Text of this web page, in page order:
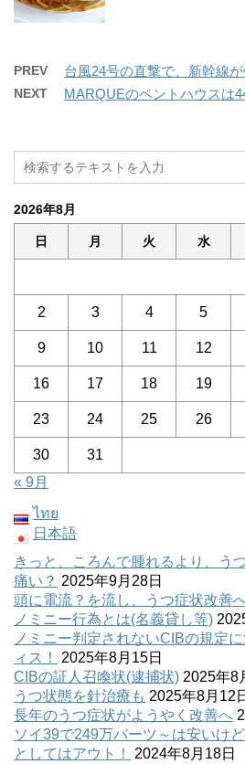
PREV 台風24号の直撃で、新幹線
NEXT MARQUEのペントハウスは
2026年8月
日 月 火 水
2 3 4 5
9 10 11 12
16 17 18 19
23 24 25 26
30
31
« 9月
ไทย
日本語
きっと、ころんで腫れるより、う
痛い？ 2025年9月28日
頭に電流？を流し、うつ症状改善
ノミニー行為とは(名義貸し等)
ノミニー判定されないCIBの規定
ィス！
2025年8月15日
CIBの証人召喚状(逮捕状) 2025年8
うつ状態を針治療も 2025年8月12
長年のうつ症状がようやく改善へ
ソイ39で249万バーツ～は安いけ
としてはアウト！
2024年8月18日